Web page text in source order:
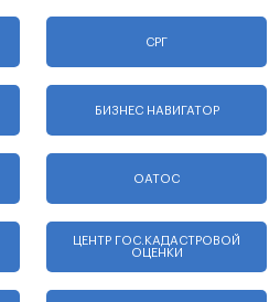
СРГ
БИЗНЕС НАВИГАТОР
ОАТОС
ЦЕНТР ГОС.КАДАСТРОВОЙ
ОЦЕНКИ